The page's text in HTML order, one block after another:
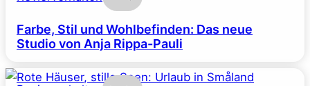
Farbe, Stil und Wohlbefinden: Das neue
Studio von Anja Rippa-Pauli